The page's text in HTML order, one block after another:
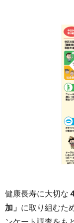
健康長寿に大切な
加」 に取り組むた